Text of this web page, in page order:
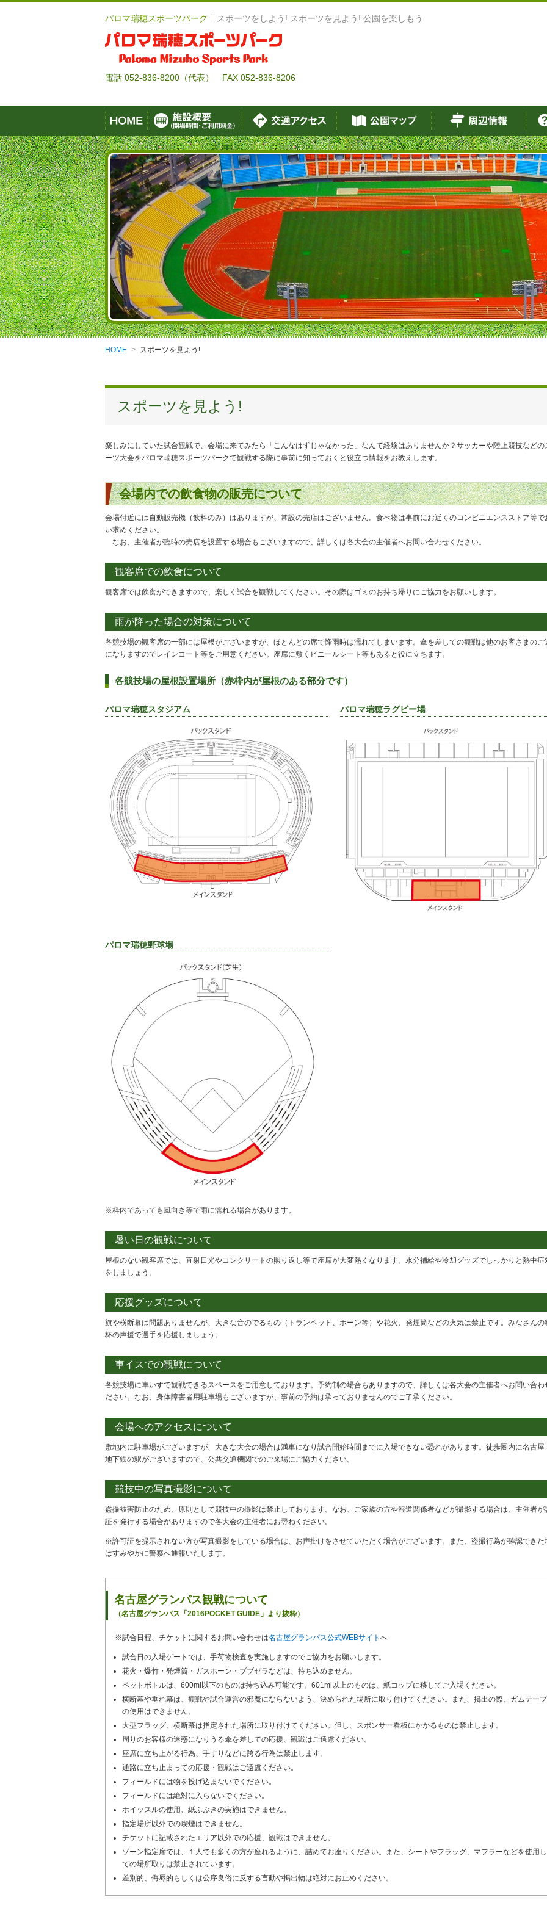
パロマ瑞穂スポーツパーク スポーツをしよう! スポーツを見よう! 公園を楽しもう
電話 052-836-8200 （代表） FAX 052-836-8206
HOME スポーツを見よう!
スポーツを見よう!
楽しみにしていた試合観戦で、会場に来てみたら「こんなはずじゃなかった」なんて経験はありませんか？サッカーや陸上競技などの
ーツ大会をパロマ瑞穂スポーツパークで観戦する際に事前に知っておくと役立つ情報をお教えします。
会場内での飲食物の販売について
会場付近には自動販売機（飲料のみ）はありますが、常設の売店はございません。食べ物は事前にお近くのコンビニエンスストア等で
い求めください。
なお、主催者が臨時の売店を設置する場合もございますので、詳しくは各大会の主催者へお問い合わせください。
観客席での飲食について
観客席では飲食ができますので、楽しく試合を観戦してください。その際はゴミのお持ち帰りにご協力をお願いします。
雨が降った場合の対策について
各競技場の観客席の一部には屋根がございますが、ほとんどの席で降雨時は濡れてしまいます。傘を差しての観戦は他のお客さまのご
になりますのでレインコート等をご用意ください。座席に敷くビニールシート等もあると役に立ちます。
各競技場の屋根設置場所 （赤枠内が屋根のある部分です）
パロマ瑞穂スタジアム パロマ瑞穂ラグビー場
パロマ瑞穂野球場
※枠内であっても風向き等で雨に濡れる場合があります。
暑い日の観戦について
屋根のない観客席では、直射日光やコンクリートの照り返し等で座席が大変熱くなります。水分補給や冷却グッズでしっかりと熱中症
をしましょう。
応援グッズについて
旗や横断幕は問題ありませんが、大きな音のでるもの（トランペット、ホーン等）や花火、発煙筒などの火気は禁止です。みなさんの
杯の声援で選手を応援しましょう。
車イスでの観戦について
各競技場に車いすで観戦できるスペースをご用意しております。予約制の場合もありますので、詳しくは各大会の主催者へお問い合わ
ださい。なお、身体障害者用駐車場もございますが、事前の予約は承っておりませんのでご了承ください。
会場へのアクセスについて
敷地内に駐車場がございますが、大きな大会の場合は満車になり試合開始時間までに入場できない恐れがあります。徒歩圏内に名古屋
地下鉄の駅がございますので、公共交通機関でのご来場にご協力ください。
競技中の写真撮影について
盗撮被害防止のため、原則として競技中の撮影は禁止しております。なお、ご家族の方や報道関係者などが撮影する場合は、主催者が
証を発行する場合がありますので各大会の主催者にお尋ねください。
※許可証を提示されない方が写真撮影をしている場合は、お声掛けをさせていただく場合がございます。また、盗撮行為が確認できた
はすみやかに警察へ通報いたします。
名古屋グランパス観戦について
（名古屋グランパス「2016POCKET GUIDE」より抜粋）
※試合日程、チケットに関するお問い合わせは名古屋グランパス公式WEBサイト へ
試合日の入場ゲートでは、手荷物検査を実施しますのでご協力をお願いします。
花火・爆竹・発煙筒・ガスホーン・ブブゼラなどは、持ち込めません。
ペットボトルは、600ml以下のものは持ち込み可能です。601ml以上のものは、紙コップに移してご入場ください。
横断幕や垂れ幕は、観戦や試合運営の邪魔にならないよう、決められた場所に取り付けてください。また、掲出の際、ガムテープ
の使用はできません。
大型フラッグ、横断幕は指定された場所に取り付けてください。但し、スポンサー看板にかかるものは禁止します。
周りのお客様の迷惑になりうる傘を差しての応援、観戦はご遠慮ください。
座席に立ち上がる行為、手すりなどに跨る行為は禁止します。
通路に立ち止まっての応援・観戦はご遠慮ください。
フィールドには物を投げ込まないでください。
フィールドには絶対に入らないでください。
ホイッスルの使用、紙ふぶきの実施はできません。
指定場所以外での喫煙はできません。
チケットに記載されたエリア以外での応援、観戦はできません。
ゾーン指定席では、１人でも多くの方が座れるように、詰めてお座りください。また、シートやフラッグ、マフラーなどを使用し
ての場所取りは禁止されています。
差別的、侮辱的もしくは公序良俗に反する言動や掲出物は絶対にお止めください。